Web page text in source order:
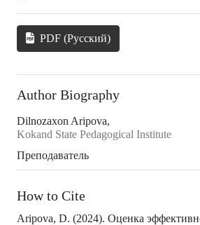
PDF (Русский)
Author Biography
Dilnozaxon Aripova,
Kokand State Pedagogical Institute
Преподаватель
How to Cite
Aripova, D. (2024). Оценка